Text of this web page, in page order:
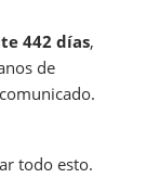
442 días,
de
todo esto.